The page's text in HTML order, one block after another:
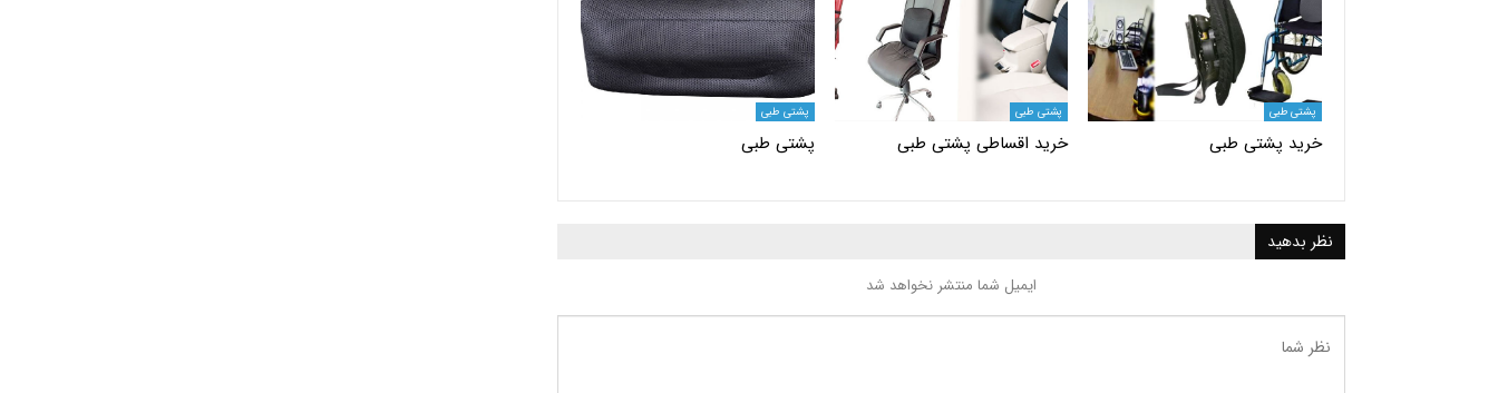
پشتی طبی
خرید پشتی طبی
پشتی طبی
خرید اقساطی پشتی طبی
پشتی طبی
پشتی طبی
نظر بدهید
ایمیل شما منتشر نخواهد شد